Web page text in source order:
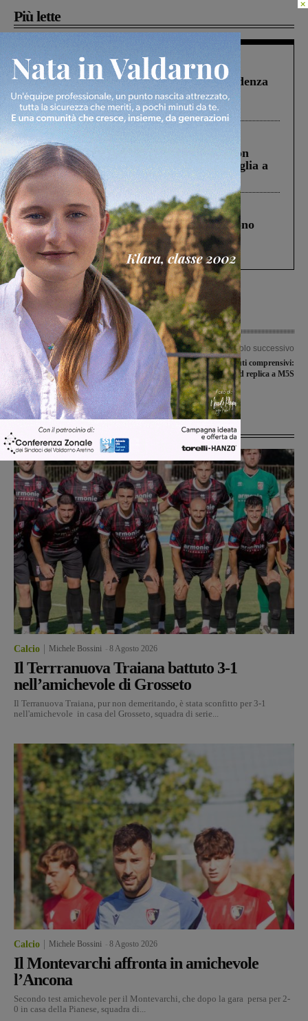
Più lette
Figline Incisa Valdarno 1 Agosto 2026
Piscina di Figline finanziata oltre la scadenza
Pnrr, il gruppo di Fratelli d’Italia: “Un
ringraziamento al Governo”
Cronaca 3 Agosto 2026
Scomparso da una struttura di Castiglion
Fiorentino l’uomo che aveva ucciso la figlia a
Levane nel 2020
Cronaca 4 Agosto 2026
Un anno fa la strage in A1 in cui morirono
Gianni, Giulia e Franco. Lo schianto, il
processo, lo stop ai sorpassi fra tir....
Articolo precedente
Primo punto per l’Arno Castiglioni
Laterina, sconfitte Castelnuovese e
Terranuova Traiana
Articolo successivo
Unificazione Istituti comprensivi:
Ermini del Pd replica a M5S
Ultime Notizie
Calcio Michele Bossini 8 Agosto 2026
Il Terrranuova Traiana battuto 3-1
nell’amichevole di Grosseto
Il Terranuova Traiana, pur non demeritando, è stata sconfitto per 3-1
nell'amichevole in casa del Grosseto, squadra di serie...
Calcio Michele Bossini 8 Agosto 2026
Il Montevarchi affronta in amichevole
l’Ancona
Secondo test amichevole per il Montevarchi, che dopo la gara persa per 2-
0 in casa della Pianese, squadra di...
×